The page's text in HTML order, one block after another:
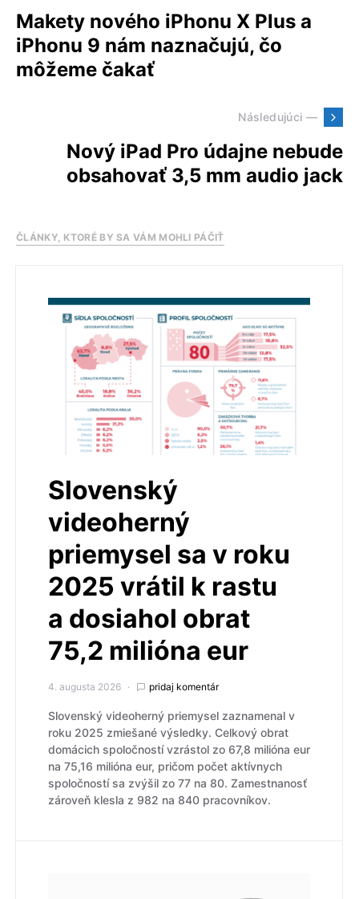
Makety nového iPhonu X Plus a
iPhonu 9 nám naznačujú, čo
môžeme čakať
Následujúci —
Nový iPad Pro údajne nebude
obsahovať 3,5 mm audio jack
ČLÁNKY, KTORÉ BY SA VÁM MOHLI PÁČIŤ
Slovenský
videoherný
priemysel sa v roku
2025 vrátil k rastu
a dosiahol obrat
75,2 milióna eur
4. augusta 2026 pridaj komentár
Slovenský videoherný priemysel zaznamenal v
roku 2025 zmiešané výsledky. Celkový obrat
domácich spoločností vzrástol zo 67,8 milióna eur
na 75,16 milióna eur, pričom počet aktívnych
spoločností sa zvýšil zo 77 na 80. Zamestnanosť
zároveň klesla z 982 na 840 pracovníkov.